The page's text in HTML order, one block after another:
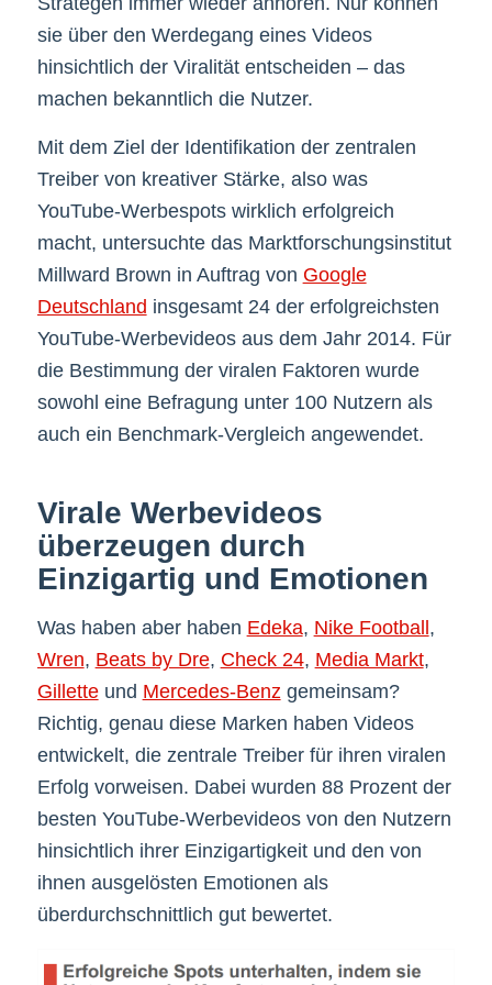
sie über den Werdegang eines Videos
hinsichtlich der Viralität entscheiden – das
machen bekanntlich die Nutzer.
Mit dem Ziel der Identifikation der zentralen
Treiber von kreativer Stärke, also was
YouTube-Werbespots wirklich erfolgreich
macht, untersuchte das Marktforschungsinstitut
Millward Brown in Auftrag von Google
Deutschland insgesamt 24 der erfolgreichsten
YouTube-Werbevideos aus dem Jahr 2014. Für
die Bestimmung der viralen Faktoren wurde
sowohl eine Befragung unter 100 Nutzern als
auch ein Benchmark-Vergleich angewendet.
Virale Werbevideos
überzeugen durch
Einzigartig und Emotionen
Was haben aber haben Edeka, Nike Football ,
Wren, Beats by Dre, Check 24, Media Markt,
Gilletteund Mercedes-Benzgemeinsam?
Richtig, genau diese Marken haben Videos
entwickelt, die zentrale Treiber für ihren viralen
Erfolg vorweisen. Dabei wurden 88 Prozent der
besten YouTube-Werbevideos von den Nutzern
hinsichtlich ihrer Einzigartigkeit und den von
ihnen ausgelösten Emotionen als
überdurchschnittlich gut bewertet.